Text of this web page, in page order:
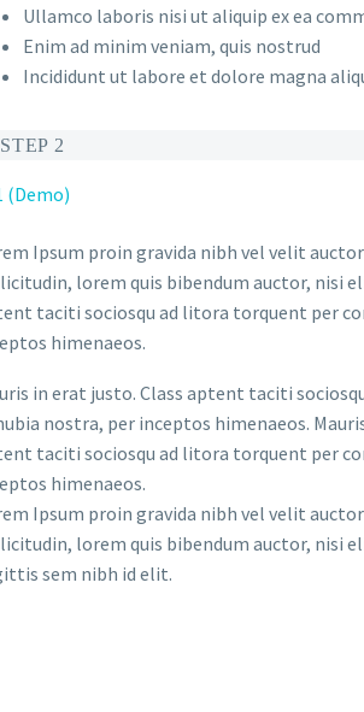
Ullamco laboris nisi ut aliquip ex ea
Enim ad minim veniam, quis nostrud
Incididunt ut labore et dolore magna
STEP 2
Ipsum proin gravida nibh vel velit
lorem quis bibendum auctor, nisi
taciti sociosqu ad litora torquent per
himenaeos.
in erat justo. Class aptent taciti
nostra, per inceptos himenaeos.
taciti sociosqu ad litora torquent per
himenaeos.
Ipsum proin gravida nibh vel velit
lorem quis bibendum auctor, nisi
sem nibh id elit.